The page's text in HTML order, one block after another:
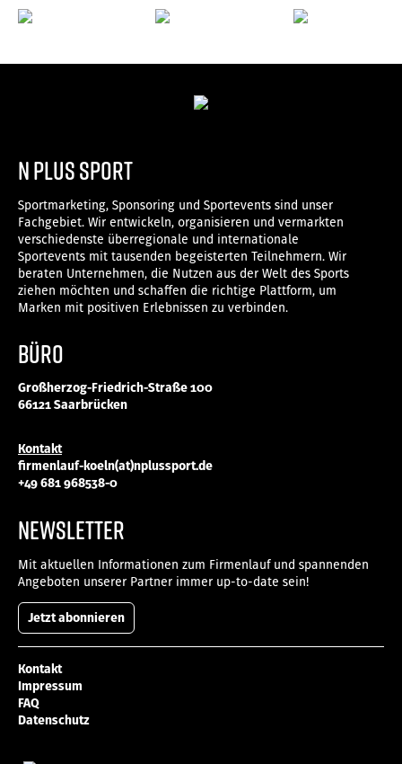
n plus sport
Sportmarketing, Sponsoring und Sportevents sind unser
Fachgebiet. Wir entwickeln, organisieren und vermarkten
verschiedenste überregionale und internationale
Sportevents mit tausenden begeisterten Teilnehmern. Wir
beraten Unternehmen, die Nutzen aus der Welt des Sports
ziehen möchten und schaffen die richtige Plattform, um
Marken mit positiven Erlebnissen zu verbinden.
Büro
Großherzog-Friedrich-Straße 100
66121 Saarbrücken
Kontakt
firmenlauf-koeln(at)nplussport.de
+49 681 968538-0
NEWSLETTER
Mit aktuellen Informationen zum Firmenlauf und spannenden
Angeboten unserer Partner immer up-to-date sein!
Jetzt abonnieren
Kontakt
Impressum
FAQ
Datenschutz